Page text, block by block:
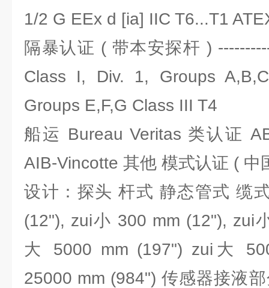
1/2 G EEx d [ia] IIC T6...T1
隔暴认证 ( 带本安探杆 )
Class I, Div. 1, Groups
Groups E,F,G Class III T4
船运 Bureau Veritas 类认证
AIB-Vincotte 其他 模式认证 ( 中
设计：探头 杆式 静态管式 缆
(12"), zui小 300 mm (12"), zui
大 5000 mm (197") zui大
25000 mm (984") 传感器接液